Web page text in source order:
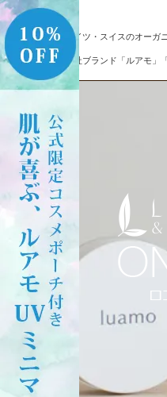
ドイツ・スイスのオーガ
自社ブランド「ルアモ